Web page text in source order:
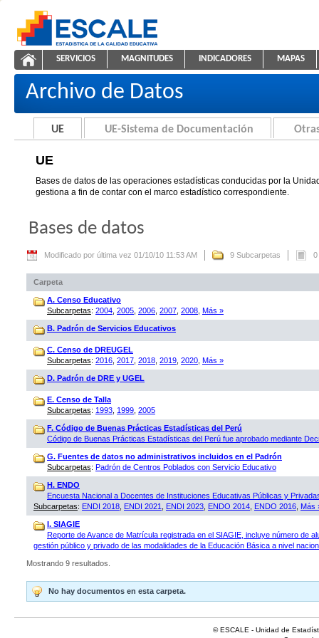
ESCALE - Unidad de Estadística Educativa
UE
NAVEGACIÓN
SERVICIOS MAGNITUDES INDICADORES MAPAS
Archivo de Datos
UE UE-Sistema de Documentación
UE
Bases de datos de las operaciones estadísticas conducidas por la
gestiona a fin de contar con el marco estadístico correspondiente.
Bases de datos
Modificado por última vez 01/10/10 11:53 AM 9 Subcarpetas 0
Carpeta
A. Censo Educativo
Subcarpetas: 2004 2005 2006 2007 2008 Más »
B. Padrón de Servicios Educativos
C. Censo de DREUGEL
Subcarpetas: 2016 2017 2018 2019 2020 Más »
D. Padrón de DRE y UGEL
E. Censo de Talla
Subcarpetas: 1993 1999 2005
F. Código de Buenas Prácticas Estadísticas del Perú
Código de Buenas Prácticas Estadísticas del Perú fue aprobado mediante
G. Fuentes de datos no administrativos incluidos en el Padrón
Subcarpetas: Padrón de Centros Poblados con Servicio Educativo
H. ENDO
Encuesta Nacional a Docentes de Instituciones Educativas Públicas y
Subcarpetas: ENDI 2018 ENDI 2021 ENDI 2023 ENDO 2014 ENDO 2016 Más
I. SIAGIE
Reporte de Avance de Matrícula registrada en el SIAGIE, incluye número de
gestión público y privado de las modalidades de la Educación Básica a nivel
Mostrando 9 resultados.
No hay documentos en esta carpeta.
© ESCALE - Unidad de